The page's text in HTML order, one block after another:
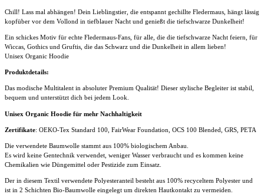
Chill! Lass mal abhängen! Dein Lieblingstier, die entspannt gechillte Fledermaus, hängt lässig
kopfüber vor dem Vollond in tiefblauer Nacht und genießt die tiefschwarze Dunkelheit!
Ein schickes Motiv für echte Fledermaus-Fans, für alle, die die tiefschwarze Nacht feiern, für
Wiccas, Gothics und Gruftis, die das Schwarz und die Dunkelheit in allem lieben!
Unisex Organic Hoodie
Produktdetails:
Das modische Multitalent in absoluter Premium Qualität! Dieser stylische Begleiter ist stabil,
bequem und unterstützt dich bei jedem Look.
Unisex Organic Hoodie für mehr Nachhaltigkeit
Zertifikate: OEKO-Tex Standard 100, FairWear Foundation, OCS 100 Blended, GRS, PETA
Die verwendete Baumwolle stammt aus 100% biologischem Anbau.
Es wird keine Gentechnik verwendet, weniger Wasser verbraucht und es kommen keine
Chemikalien wie Düngemittel oder Pestizide zum Einsatz.
Der in diesem Textil verwendete Polyesteranteil besteht aus 100% recyceltem Polyester und
ist in 2 Schichten Bio-Baumwolle eingelegt um direkten Hautkontakt zu vermeiden.